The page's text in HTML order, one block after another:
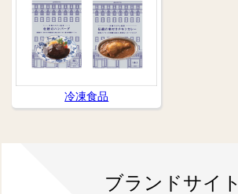
冷凍食品
ブランドサイト